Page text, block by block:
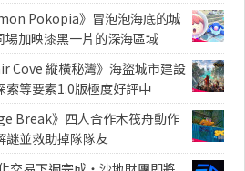
Pokopia》冒泡泡海底的城
場加映漆黑一片的深海區域
Cove 縱橫秘灣》海盜城市建設
索等要素1.0版極度好評中
Break》四人合作木筏舟動作
謎並救助掉隊隊友